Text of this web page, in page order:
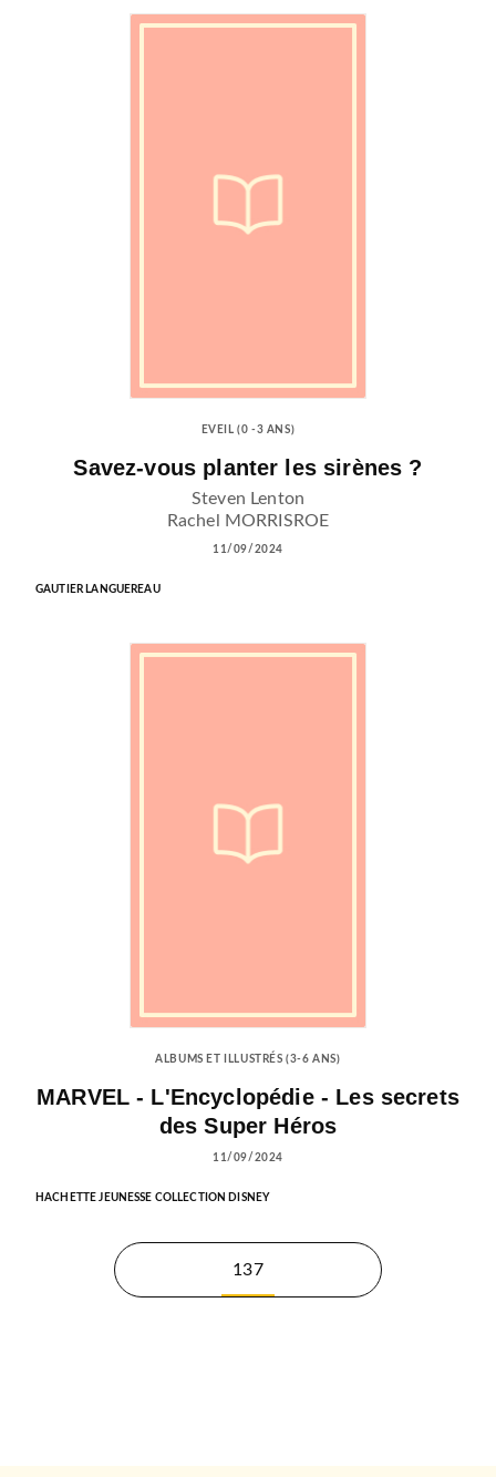
EVEIL (0 -3 ANS)
Savez-vous planter les sirènes ?
Steven Lenton
Rachel MORRISROE
11/09/2024
GAUTIER LANGUEREAU
ALBUMS ET ILLUSTRÉS (3-6 ANS)
MARVEL - L'Encyclopédie - Les secrets
des Super Héros
11/09/2024
HACHETTE JEUNESSE COLLECTION DISNEY
137